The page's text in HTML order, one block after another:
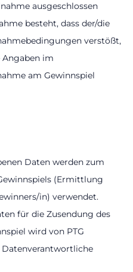
ausgeschlossen
besteht, dass der/die
verstößt,
im
am Gewinnspiel
Daten werden zum
(Ermittlung
in) verwendet.
für die Zusendung des
wird von PTG
Datenverantwortliche